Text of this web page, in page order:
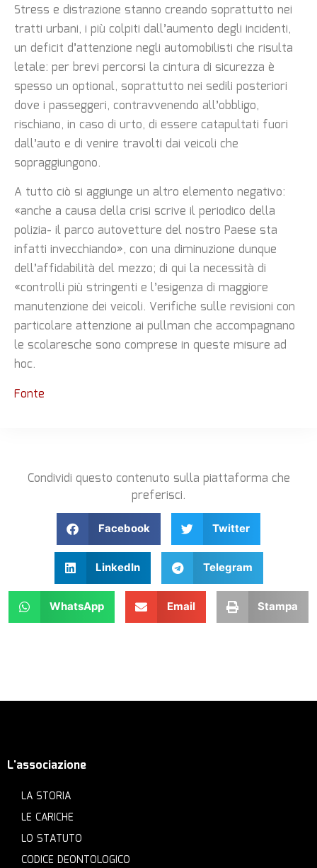
Stress e distrazione stanno creando soprattutto nei
tratti urbani, i più colpiti dall’aumento degli incidenti,
un deficit d’attenzione negli automobilisti che risulta
letale: per brevi percorsi la cintura di sicurezza è
spesso un optional, soprattutto nei sedili posteriori
dove i passeggeri, contravvenendo all’obbligo,
rischiano, in caso di urto, di essere catapultati fuori
dall’auto e di venire travolti dai veicoli che
sopraggiungono.
A tutto ciò si aggiunge un altro elemento negativo:
«anche a causa della crisi scrive il periodico della
polizia- il parco autovetture del nostro Paese sta
infatti invecchiando», con una diminuzione dunque
dell’affidabilità del mezzo; di qui la necessità di
«controlli più stringenti e l’esigenza di maggiore
manutenzione dei veicoli. Verifiche sulle revisioni con
particolare attenzione ai pullman che accompagnano
le scolaresche sono comprese in queste misure ad
hoc.
Fonte
Condividi questo contenuto sulla piattaforma che
preferisci.
Facebook Twitter
LinkedIn Telegram
WhatsApp Email Stampa
L'associazione
LA STORIA
LE CARICHE
LO STATUTO
CODICE DEONTOLOGICO